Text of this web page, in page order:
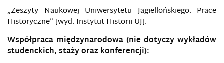
„Zeszyty Naukowej Uniwersytetu Jagiellońskiego. Prace
Historyczne” [wyd. Instytut Historii UJ].
Współpraca międzynarodowa (nie dotyczy wykładów
studenckich, staży oraz konferencji):